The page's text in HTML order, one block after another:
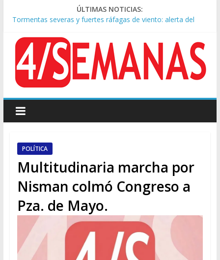
ÚLTIMAS NOTICIAS:
Tormentas severas y fuertes ráfagas de viento: alerta del
Los alquileres de departamentos en la CABA aumentaron
1,6% en julio
Rechazo a la Ley de Tierras: se espera un fuerte operativo
frente al Congreso
Ley de Tierras: el rechazo ganó en las redes
POLÍTICA
Multitudinaria marcha por
Nisman colmó Congreso a
Pza. de Mayo.